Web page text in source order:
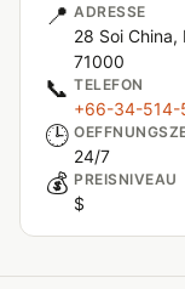
📍 ADRESSE
28 Soi
71000
📞 TELEFON
+66-34-514-
🕒
24/7
💰 PREISNIVEAU
$